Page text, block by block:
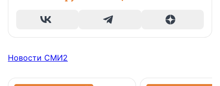
Новости СМИ2